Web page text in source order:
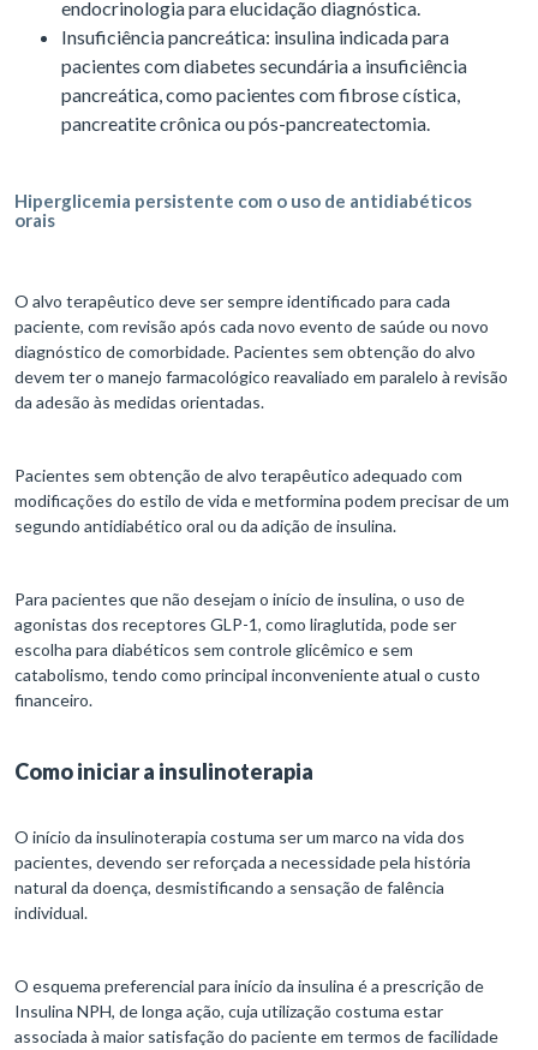
endocrinologia para elucidação diagnóstica.
Insuficiência pancreática: insulina indicada para
pacientes com diabetes secundária a insuficiência
pancreática, como pacientes com fibrose cística,
pancreatite crônica ou pós-pancreatectomia.
Hiperglicemia persistente com o uso de antidiabéticos
orais
O alvo terapêutico deve ser sempre identificado para cada
paciente, com revisão após cada novo evento de saúde ou novo
diagnóstico de comorbidade. Pacientes sem obtenção do alvo
devem ter o manejo farmacológico reavaliado em paralelo à revisão
da adesão às medidas orientadas.
Pacientes sem obtenção de alvo terapêutico adequado com
modificações do estilo de vida e metformina podem precisar de um
segundo antidiabético oral ou da adição de insulina.
Para pacientes que não desejam o início de insulina, o uso de
agonistas dos receptores GLP-1, como liraglutida, pode ser
escolha para diabéticos sem controle glicêmico e sem
catabolismo, tendo como principal inconveniente atual o custo
financeiro.
Como iniciar a insulinoterapia
O início da insulinoterapia costuma ser um marco na vida dos
pacientes, devendo ser reforçada a necessidade pela história
natural da doença, desmistificando a sensação de falência
individual.
O esquema preferencial para início da insulina é a prescrição de
Insulina NPH, de longa ação, cuja utilização costuma estar
associada à maior satisfação do paciente em termos de facilidade